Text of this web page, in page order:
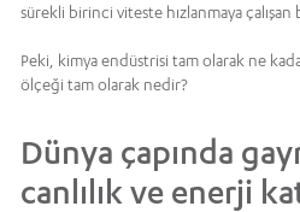
sürekli birinci viteste hızlanmaya
Peki, kimya endüstrisi tam olarak ne
ölçeği tam olarak nedir?
Dünya çapında
canlılık ve enerji